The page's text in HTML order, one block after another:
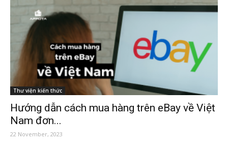
Thư viện kiến thức
Hướng dẫn cách mua hàng trên eBay về Việt
Nam đơn...
22 November, 2023